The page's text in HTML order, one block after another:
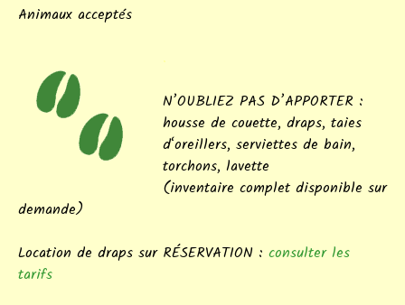
Animaux acceptés
.
N’OUBLIEZ PAS D’APPORTER :
housse de couette, draps, taies
d‘oreillers, serviettes de bain,
torchons, lavette
(inventaire complet disponible sur
demande)
Location de draps sur RÉSERVATION : consulter les
tarifs